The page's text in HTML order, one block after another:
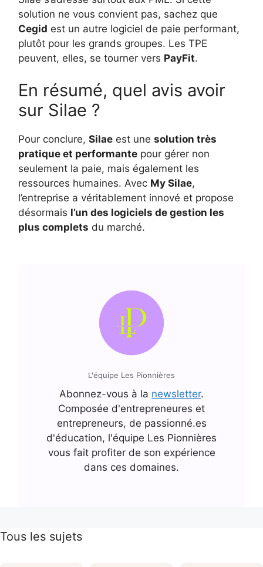
solution ne vous convient pas, sachez que
Cegid est un autre logiciel de paie performant,
plutôt pour les grands groupes. Les TPE
peuvent, elles, se tourner vers PayFit.
En résumé, quel avis avoir
sur Silae ?
Pour conclure, Silae est une solution très
pratique et performante pour gérer non
seulement la paie, mais également les
ressources humaines. Avec My Silae,
l’entreprise a véritablement innové et propose
désormais l’un des logiciels de gestion les
plus complets du marché.
L'équipe Les Pionnières
Abonnez-vous à la newsletter.
Composée d'entrepreneures et
entrepreneurs, de passionné.es
d'éducation, l'équipe Les Pionnières
vous fait profiter de son expérience
dans ces domaines.
Tous les sujets